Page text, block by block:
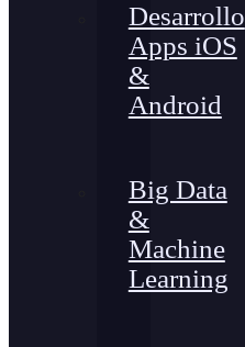
Desarrollo
Apps iOS
&
Android
Big Data
&
Machine
Learning